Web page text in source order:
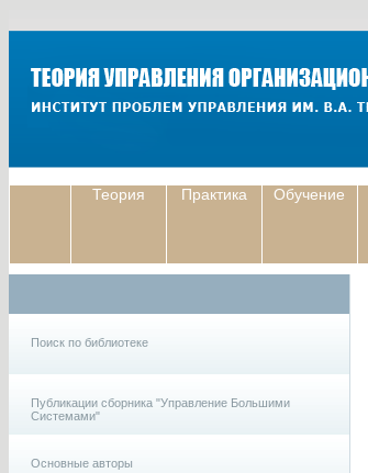
Теория Практика Обучение
Поиск по библиотеке
Публикации сборника "Управление Большими
Системами"
Основные авторы